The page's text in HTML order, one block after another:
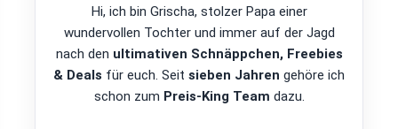
Hi, ich bin Grischa, stolzer Papa einer
wundervollen Tochter und immer auf der Jagd
nach den ultimativen Schnäppchen, Freebies
& Deals für euch. Seit sieben Jahren gehöre ich
schon zum Preis-King Team dazu.